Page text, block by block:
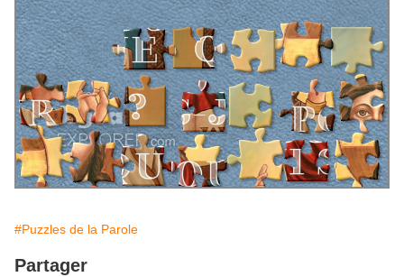
#Puzzles de la Parole
Partager